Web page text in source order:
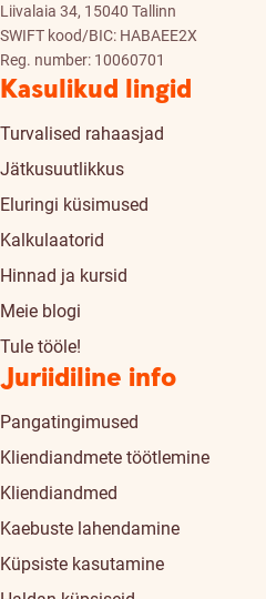
Liivalaia 34, 15040 Tallinn
SWIFT kood/BIC: HABAEE2X
Reg. number: 10060701
Kasulikud lingid
Turvalised rahaasjad
Jätkusuutlikkus
Eluringi küsimused
Kalkulaatorid
Hinnad ja kursid
Meie blogi
Tule tööle!
Juriidiline info
Pangatingimused
Kliendiandmete töötlemine
Kliendiandmed
Kaebuste lahendamine
Küpsiste kasutamine